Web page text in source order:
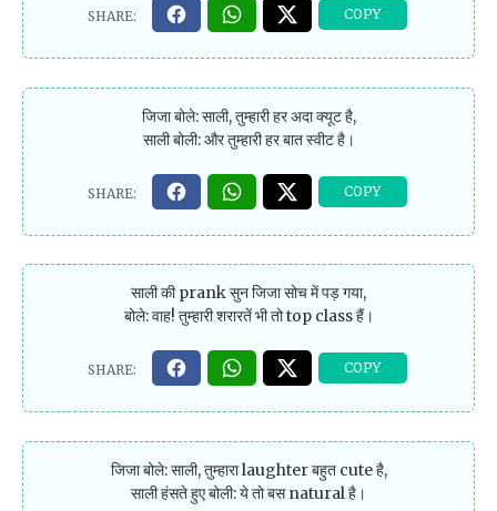
जिजा बोले: साली, तुम्हारी हर अदा क्यूट है,
साली बोली: और तुम्हारी हर बात स्वीट है।
साली की prank सुन जिजा सोच में पड़ गया,
बोले: वाह! तुम्हारी शरारतें भी तो top class हैं।
जिजा बोले: साली, तुम्हारा laughter बहुत cute है,
साली हंसते हुए बोली: ये तो बस natural है।